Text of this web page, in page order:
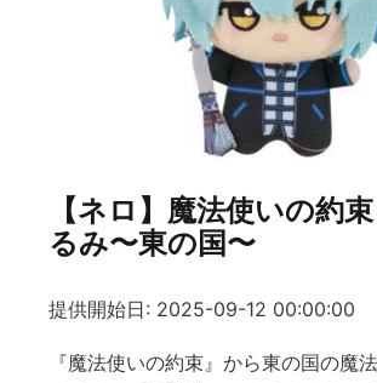
【ネロ】魔法使いの約
るみ〜東の国〜
提供開始日: 2025-09-12 00:00:00
『魔法使いの約束』から東の国の魔